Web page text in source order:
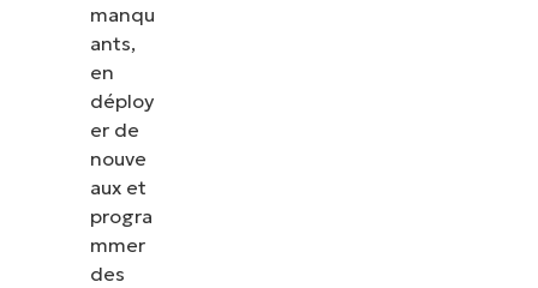
manqu
ants,
en
déploy
er de
nouve
aux et
progra
mmer
des